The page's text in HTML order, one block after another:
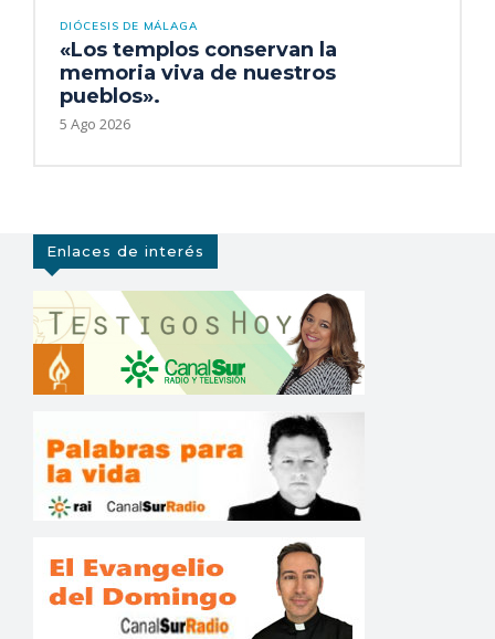
DIÓCESIS DE MÁLAGA
«Los templos conservan la
memoria viva de nuestros
pueblos».
5 Ago 2026
Enlaces de interés